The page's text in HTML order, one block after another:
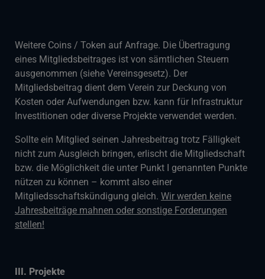
Weitere Coins / Token auf Anfrage. Die Übertragung
eines Mitgliedsbeitrages ist von sämtlichen Steuern
ausgenommen (siehe Vereinsgesetz). Der
Mitgliedsbeitrag dient dem Verein zur Deckung von
Kosten oder Aufwendungen bzw. kann für Infrastruktur
Investitionen oder diverse Projekte verwendet werden.
Sollte ein Mitglied seinen Jahresbeitrag trotz Fälligkeit
nicht zum Ausgleich bringen, erlischt die Mitgliedschaft
bzw. die Möglichkeit die unter Punkt I genannten Punkte
nützen zu können – kommt also einer
Mitgliedsschaftskündigung gleich. Wir werden keine
Jahresbeiträge mahnen oder sonstige Forderungen
stellen!
III. Projekte